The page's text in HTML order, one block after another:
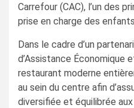
Carrefour (CAC), l’un des
prise en charge des
Dans le cadre d’un
d’Assistance Économique
restaurant moderne
au sein du centre afin
diversifiée et équilibrée aux